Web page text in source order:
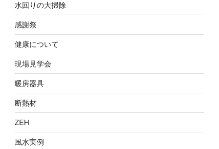
水回りの大掃除
感謝祭
健康について
現場見学会
暖房器具
断熱材
ZEH
風水実例